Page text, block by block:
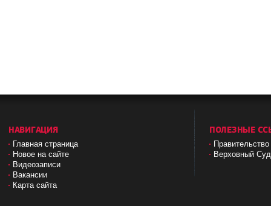
НАВИГАЦИЯ
Главная страница
Новое на сайте
Видеозаписи
Вакансии
Карта сайта
ПОЛЕЗНЫЕ
Верховный